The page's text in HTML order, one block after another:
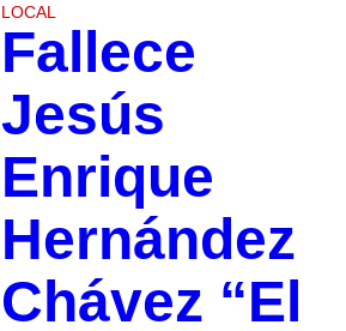
LOCAL
Fallece
Jesús
Enrique
Hernández
Chávez “El